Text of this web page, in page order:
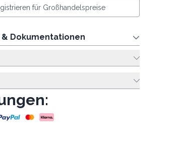
für Großhandelspreise
Dokumentationen